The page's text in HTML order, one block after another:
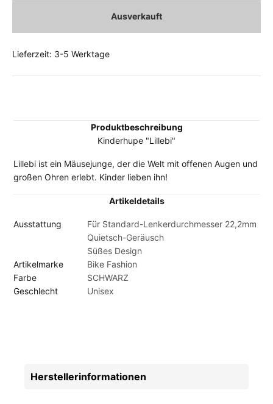
Ausverkauft
Lieferzeit: 3-5 Werktage
Produktbeschreibung
Kinderhupe "Lillebi"
Lillebi ist ein Mäusejunge, der die Welt mit offenen Augen und
großen Ohren erlebt. Kinder lieben ihn!
Artikeldetails
Ausstattung
Für Standard-Lenkerdurchmesser 22,2mm
Quietsch-Geräusch
Süßes Design
Artikelmarke
Bike Fashion
Farbe
SCHWARZ
Geschlecht
Unisex
Herstellerinformationen